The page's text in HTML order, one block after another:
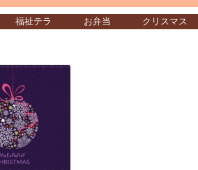
福祉テラ お弁当 クリスマス